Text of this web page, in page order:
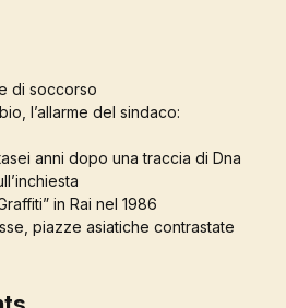
di soccorso
l’allarme del sindaco:
anni dopo una traccia di Dna
in Rai nel 1986
piazze asiatiche contrastate